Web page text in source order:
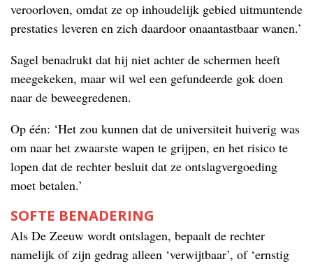
veroorloven, omdat ze op inhoudelijk gebied uitmuntende
prestaties leveren en zich daardoor onaantastbaar wanen.’
Sagel benadrukt dat hij niet achter de schermen heeft
meegekeken, maar wil wel een gefundeerde gok doen
naar de beweegredenen.
Op één: ‘Het zou kunnen dat de universiteit huiverig was
om naar het zwaarste wapen te grijpen, en het risico te
lopen dat de rechter besluit dat ze ontslagvergoeding
moet betalen.’
SOFTE BENADERING
Als De Zeeuw wordt ontslagen, bepaalt de rechter
namelijk of zijn gedrag alleen ‘verwijtbaar’, of ‘ernstig